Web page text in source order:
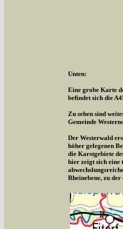
Unten:
Eine grobe Karte
befindet sich die
Zu sehen sind
Gemeinde
Der Westerwald
höher gelegenen
die Karstgebiete
hier zeigt sich eine
Rheinebene, zu